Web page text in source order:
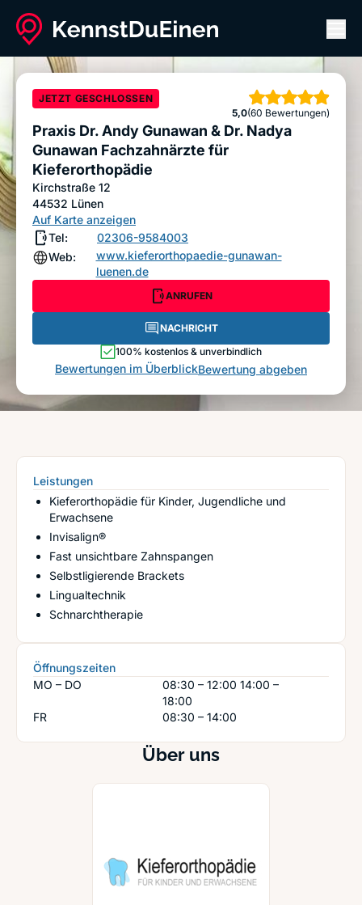
Praxis Dr. Andy Gunawan & Dr. Nadya Gunawan
Fachzahnärzte für Kieferorthopädie
NACHRICHT
Bewertung abgeben
JETZT GESCHLOSSEN
5,0
Sterne
(60 Bewertungen)
Praxis Dr. Andy Gunawan & Dr. Nadya
Gunawan Fachzahnärzte für
Kieferorthopädie
Kirchstraße 12
44532 Lünen
Auf Karte anzeigen
Tel:
02306-9584003
Web:
www.kieferorthopaedie-gunawan-
luenen.de
ANRUFEN
NACHRICHT
100% kostenlos & unverbindlich
Bewertungen im ÜberblickBewertung abgeben
Über uns
Leistungen
Kieferorthopädie für Kinder, Jugendliche und
Erwachsene
Invisalign®
Fast unsichtbare Zahnspangen
Selbstligierende Brackets
Lingualtechnik
Schnarchtherapie
Öffnungszeiten
MO – DO
08:30 – 12:00 14:00 –
18:00
FR
08:30 – 14:00